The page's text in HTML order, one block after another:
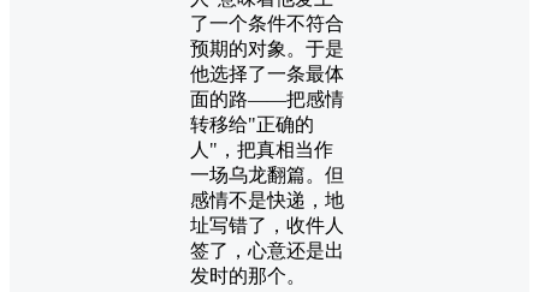
了一个条件不符合
预期的对象。于是
他选择了一条最体
面的路——把感情
转移给"正确的
人"，把真相当作
一场乌龙翻篇。但
感情不是快递，地
址写错了，收件人
签了，心意还是出
发时的那个。